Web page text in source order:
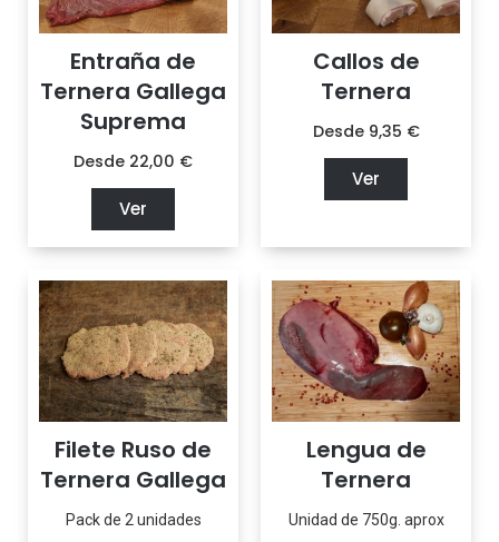
Entraña de
Ternera Gallega
Suprema
Desde 22,00 €
Ver
Callos de
Ternera
Desde 9,35 €
Ver
Filete Ruso de
Ternera Gallega
Pack de 2 unidades
Lengua de
Ternera
Unidad de 750g. aprox